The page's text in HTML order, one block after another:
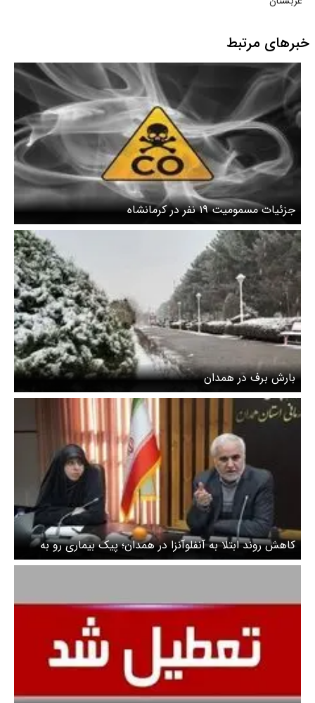
خبرهای مرتبط
جزئیات مسمومیت ۱۹ نفر در کرمانشاه
بارش برف در همدان
کاهش روند ابتلا به آنفلوآنزا در همدان؛ پیک بیماری رو به
فروکش است